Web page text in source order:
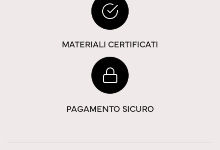
MATERIALI CERTIFICATI
PAGAMENTO SICURO